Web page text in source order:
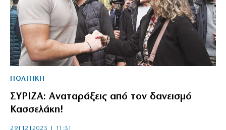
ΠΟΛΙΤΙΚΗ
ΣΥΡΙΖΑ: Αναταράξεις από τον δανεισμό
Κασσελάκη!
29|12|2023 | 11:31